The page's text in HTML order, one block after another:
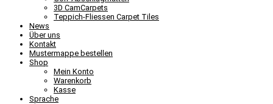
3D CamCarpets
Teppich-Fliessen Carpet Tiles
News
Über uns
Kontakt
Mustermappe bestellen
Shop
Mein Konto
Warenkorb
Kasse
Sprache